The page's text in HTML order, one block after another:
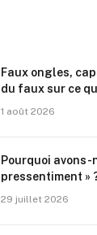
Faux ongles,
du faux sur ce
1 août 2026
Pourquoi avons-
pressentiment »
29 juillet 2026